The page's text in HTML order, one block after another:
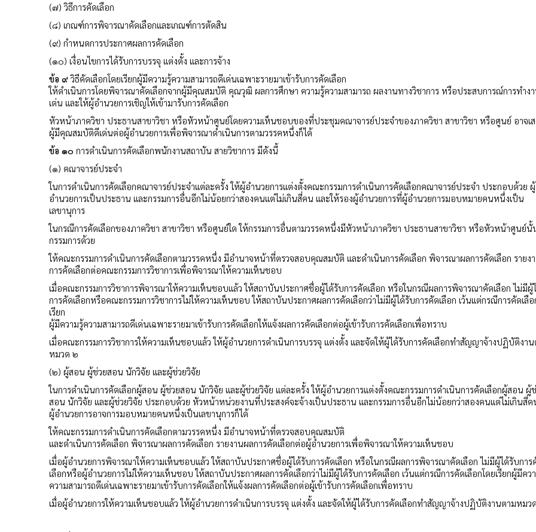
(๗) วิธีการคัดเลือก
(๘) เกณฑ์การพิจารณาคัดเลือกและเกณฑ์การตัดสิน
(๙) กำหนดการประกาศผลการคัดเลือก
(๑๐) เงื่อนไขการได้รับการบรรจุ แต่งตั้ง และการจ้าง
ข้อ ๙วิธีคัดเลือกโดยเรียกผู้มีความรู้ความสามารถดีเด่นเฉพาะรายมาเข้ารับการคัดเลือก
ให้ดำเนินการโดยพิจารณาคัดเลือกจากผู้มีคุณสมบัติ คุณวุฒิ ผลการศึกษา ความรู้ความสามารถ ผลงานทางวิชาการ หรือประสบการณ์การทำง
เด่น และให้ผู้อำนวยการเชิญให้เข้ามารับการคัดเลือก
หัวหน้าภาควิชา ประธานสาขาวิชา หรือหัวหน้าศูนย์โดยความเห็นชอบของที่ประชุมคณาจารย์ประจำของภาควิชา สาขาวิชา หรือศูนย์ อาจเ
ผู้มีคุณสมบัติดีเด่นต่อผู้อำนวยการเพื่อพิจารณาดำเนินการตามวรรคหนึ่งก็ได้
ข้อ ๑๐ การดำเนินการคัดเลือกพนักงานสถาบัน สายวิชาการ มีดังนี้
(๑) คณาจารย์ประจำ
ในการดำเนินการคัดเลือกคณาจารย์ประจำแต่ละครั้ง ให้ผู้อำนวยการแต่งตั้งคณะกรรมการดำเนินการคัดเลือกคณาจารย์ประจำ ประกอบด้วย ผู้
อำนวยการเป็นประธาน และกรรมการอื่นอีกไม่น้อยกว่าสองคนแต่ไม่เกินสี่คน และให้รองผู้อำนวยการที่ผู้อำนวยการมอบหมายคนหนึ่งเป็น
เลขานุการ
ในกรณีการคัดเลือกของภาควิชา สาขาวิชา หรือศูนย์ใด ให้กรรมการอื่นตามวรรคหนึ่งมีหัวหน้าภาควิชา ประธานสาขาวิชา หรือหัวหน้าศูนย์นั้
กรรมการด้วย
ให้คณะกรรมการดำเนินการคัดเลือกตามวรรคหนึ่ง มีอำนาจหน้าที่ตรวจสอบคุณสมบัติ และดำเนินการคัดเลือก พิจารณาผลการคัดเลือก รายง
การคัดเลือกต่อคณะกรรมการวิชาการเพื่อพิจารณาให้ความเห็นชอบ
เมื่อคณะกรรมการวิชาการพิจารณาให้ความเห็นชอบแล้ว ให้สถาบันประกาศชื่อผู้ได้รับการคัดเลือก หรือในกรณีผลการพิจารณาคัดเลือก ไม่มีผู้
การคัดเลือกหรือคณะกรรมการวิชาการไม่ให้ความเห็นชอบ ให้สถาบันประกาศผลการคัดเลือกว่าไม่มีผู้ได้รับการคัดเลือก เว้นแต่กรณีการคัดเลือ
เรียก
ผู้มีความรู้ความสามารถดีเด่นเฉพาะรายมาเข้ารับการคัดเลือกให้แจ้งผลการคัดเลือกต่อผู้เข้ารับการคัดเลือกเพื่อทราบ
เมื่อคณะกรรมการวิชาการให้ความเห็นชอบแล้ว ให้ผู้อำนวยการดำเนินการบรรจุ แต่งตั้ง และจัดให้ผู้ได้รับการคัดเลือกทำสัญญาจ้างปฏิบัติงา
หมวด ๒
(๒) ผู้สอน ผู้ช่วยสอน นักวิจัย และผู้ช่วยวิจัย
ในการดำเนินการคัดเลือกผู้สอน ผู้ช่วยสอน นักวิจัย และผู้ช่วยวิจัย แต่ละครั้ง ให้ผู้อำนวยการแต่งตั้งคณะกรรมการดำเนินการคัดเลือกผู้สอน ผู้
สอน นักวิจัย และผู้ช่วยวิจัย ประกอบด้วย หัวหน้าหน่วยงานที่ประสงค์จะจ้างเป็นประธาน และกรรมการอื่นอีกไม่น้อยกว่าสองคนแต่ไม่เกินสี่ค
ผู้อำนวยการอาจการมอบหมายคนหนึ่งเป็นเลขานุการก็ได้
ให้คณะกรรมการดำเนินการคัดเลือกตามวรรคหนึ่ง มีอำนาจหน้าที่ตรวจสอบคุณสมบัติ
และดำเนินการคัดเลือก พิจารณาผลการคัดเลือก รายงานผลการคัดเลือกต่อผู้อำนวยการเพื่อพิจารณาให้ความเห็นชอบ
เมื่อผู้อำนวยการพิจารณาให้ความเห็นชอบแล้ว ให้สถาบันประกาศชื่อผู้ได้รับการคัดเลือก หรือในกรณีผลการพิจารณาคัดเลือก ไม่มีผู้ได้รับการ
เลือกหรือผู้อำนวยการไม่ให้ความเห็นชอบ ให้สถาบันประกาศผลการคัดเลือกว่าไม่มีผู้ได้รับการคัดเลือก เว้นแต่กรณีการคัดเลือกโดยเรียกผู้มีคว
ความสามารถดีเด่นเฉพาะรายมาเข้ารับการคัดเลือกให้แจ้งผลการคัดเลือกต่อผู้เข้ารับการคัดเลือกเพื่อทราบ
เมื่อผู้อำนวยการให้ความเห็นชอบแล้ว ให้ผู้อำนวยการดำเนินการบรรจุ แต่งตั้ง และจัดให้ผู้ได้รับการคัดเลือกทำสัญญาจ้างปฏิบัติงานตามหมว